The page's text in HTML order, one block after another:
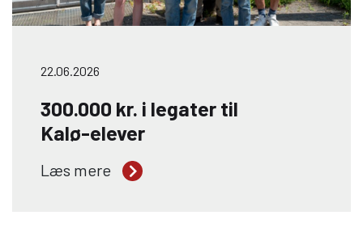
22.06.2026
300.000 kr. i legater til
Kalø-elever
Tre engagerede elever fra Kalø
Økologisk Landbrugsskole er blevet
Læs mere